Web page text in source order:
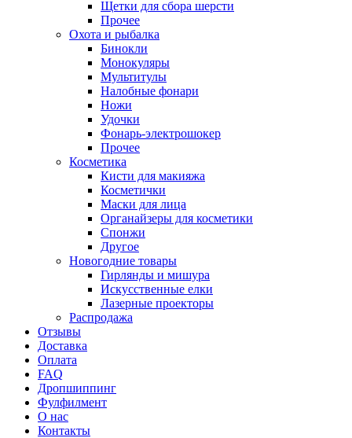
Щетки для сбора шерсти
Прочее
Охота и рыбалка
Бинокли
Монокуляры
Мультитулы
Налобные фонари
Ножи
Удочки
Фонарь-электрошокер
Прочее
Косметика
Кисти для макияжа
Косметички
Маски для лица
Органайзеры для косметики
Спонжи
Другое
Новогодние товары
Гирлянды и мишура
Искусственные елки
Лазерные проекторы
Распродажа
Отзывы
Доставка
Оплата
FAQ
Дропшиппинг
Фулфилмент
О нас
Контакты